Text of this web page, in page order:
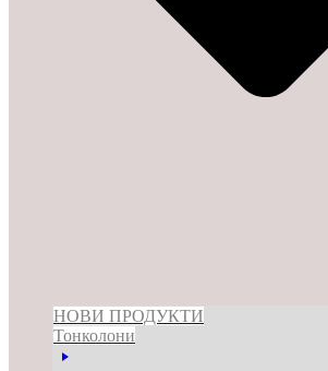
НОВИ ПРОДУКТИ
Тонколони